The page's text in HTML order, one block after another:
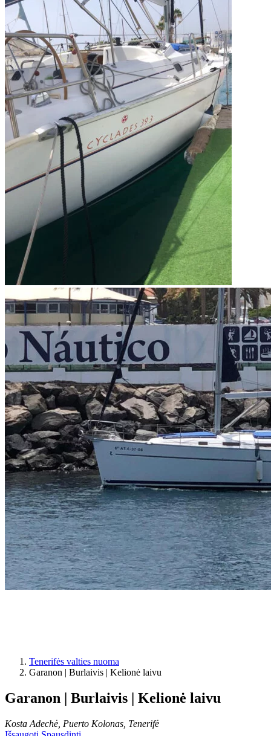
Tenerifės valties nuoma
Garanon | Burlaivis | Kelionė laivu
Garanon | Burlaivis | Kelionė laivu
Kosta Adechė, Puerto Kolonas, Tenerifė